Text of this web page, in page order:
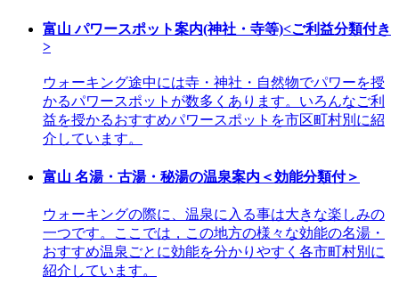
富山 パワースポット案内(神社・寺等)<ご利益分類付き
>
ウォーキング途中には寺・神社・自然物でパワーを授
かるパワースポットが数多くあります。いろんなご利
益を授かるおすすめパワースポットを市区町村別に紹
介しています。
富山 名湯・古湯・秘湯の温泉案内＜効能分類付＞
ウォーキングの際に、温泉に入る事は大きな楽しみの
一つです。ここでは，この地方の様々な効能の名湯・
おすすめ温泉ごとに効能を分かりやすく各市町村別に
紹介しています。